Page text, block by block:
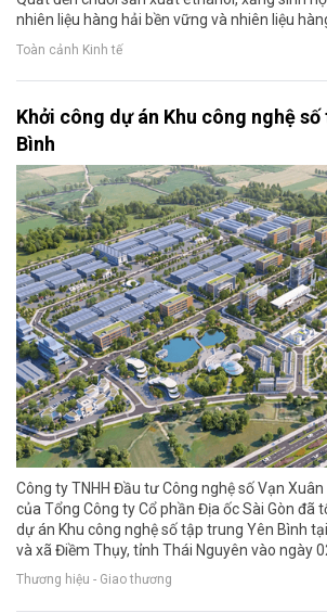
nhiên liệu hàng hải bền vững và nhiên liệu
Toàn cảnh Kinh tế
Khởi công dự án Khu công nghệ
Bình
Công ty TNHH Đầu tư Công nghệ số Vạn
của Tổng Công ty Cổ phần Địa ốc Sài Gòn đã
dự án Khu công nghệ số tập trung Yên Bình
và xã Điềm Thụy, tỉnh Thái Nguyên vào ngày
Thương hiệu - Giao thương